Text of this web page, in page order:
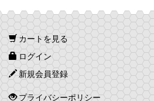
カートを見る
ログイン
新規会員登録
プライバシーポリシー